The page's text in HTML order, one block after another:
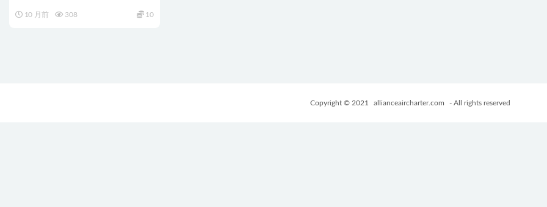
10 月前
308 10
Copyright © 2021 allianceaircharter.com - All rights reserved